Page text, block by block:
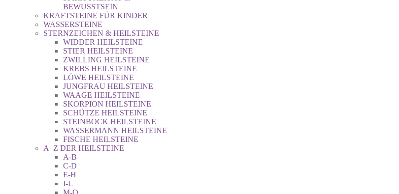
BEWUSSTSEIN
KRAFTSTEINE FÜR KINDER
WASSERSTEINE
STERNZEICHEN & HEILSTEINE
WIDDER HEILSTEINE
STIER HEILSTEINE
ZWILLING HEILSTEINE
KREBS HEILSTEINE
LÖWE HEILSTEINE
JUNGFRAU HEILSTEINE
WAAGE HEILSTEINE
SKORPION HEILSTEINE
SCHÜTZE HEILSTEINE
STEINBOCK HEILSTEINE
WASSERMANN HEILSTEINE
FISCHE HEILSTEINE
A–Z DER HEILSTEINE
A-B
C-D
E-H
I-L
M-O